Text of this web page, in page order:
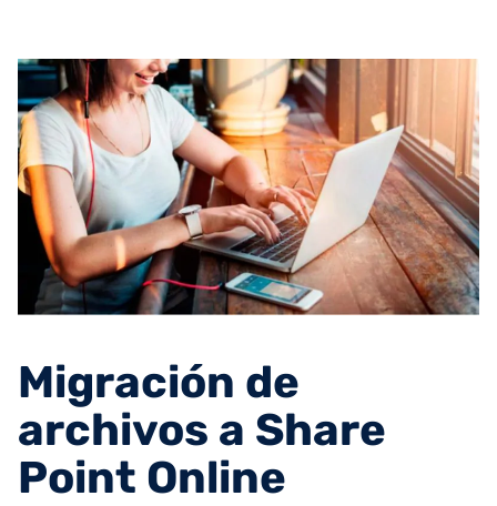
Migración de
archivos a Share
Point Online